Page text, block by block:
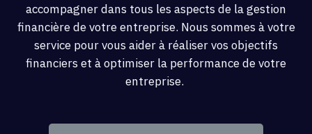
accompagner dans tous les aspects de la gestion
financière de votre entreprise. Nous sommes à votre
service pour vous aider à réaliser vos objectifs
financiers et à optimiser la performance de votre
entreprise.